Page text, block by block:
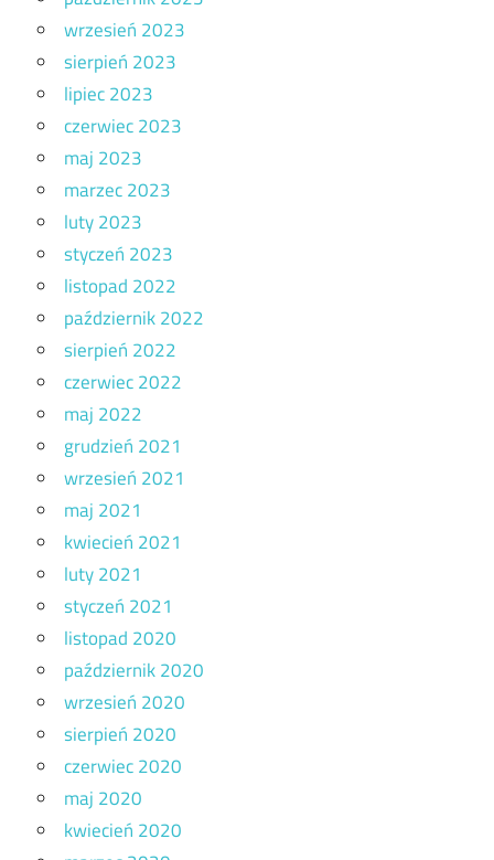
wrzesień 2023
sierpień 2023
lipiec 2023
czerwiec 2023
maj 2023
marzec 2023
luty 2023
styczeń 2023
listopad 2022
październik 2022
sierpień 2022
czerwiec 2022
maj 2022
grudzień 2021
wrzesień 2021
maj 2021
kwiecień 2021
luty 2021
styczeń 2021
listopad 2020
październik 2020
wrzesień 2020
sierpień 2020
czerwiec 2020
maj 2020
kwiecień 2020